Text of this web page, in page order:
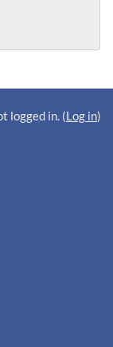
logged in. (Log in)